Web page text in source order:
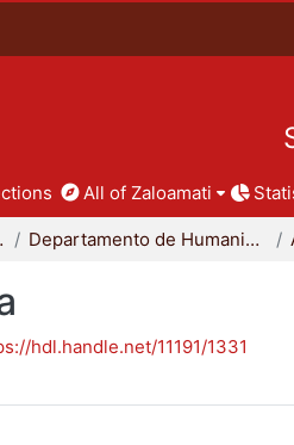
All of Zaloamati
Departamento de Humanidades
hdl.handle.net/11191/1331